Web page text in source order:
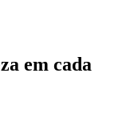
em cada